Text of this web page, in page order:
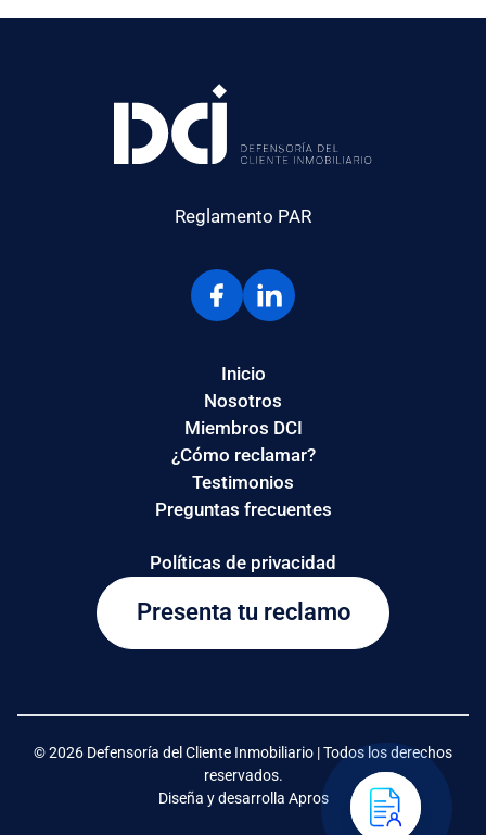
Reglamento PAR
Presenta tu reclamo
Inicio
Nosotros
Miembros DCI
¿Cómo reclamar?
Testimonios
Preguntas frecuentes
Políticas de privacidad
© 2026 Defensoría del Cliente Inmobiliario | Todos los derechos
reservados.
Diseña y desarrolla Apros